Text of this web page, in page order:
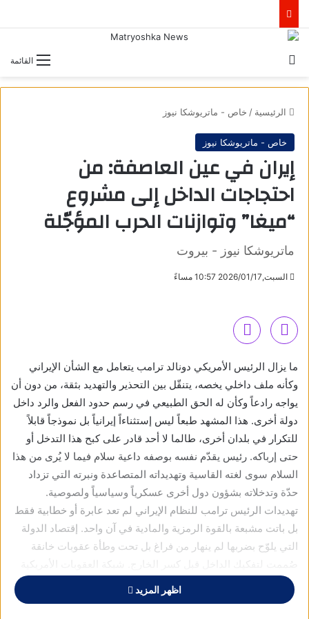
القائمة
الرئيسية / خاص - ماتريوشكا نيوز
خاص - ماتريوشكا نيوز
إيران في عين العاصفة: من
احتجاجات الداخل إلى مشروع
“ميغا” وتوازنات الحرب المؤجّلة
ماتريوشكا نيوز - بيروت
السبت,2026/01/17 10:57 مساءً
ما يزال الرئيس الأمريكي دونالد ترامب يتعامل مع الشأن الإيراني
وكأنه ملف داخلي يخصه، يتنقّل بين التحذير والتهديد بثقة، من دون أن
يواجه رادعاً وكأن له الحق الطبيعي في رسم حدود الفعل والرد داخل
دولة أخرى. هذا المشهد طبعاً ليس إستثناءاً إيرانياً بل نموذجاً قابلاً
للتكرار في بلدان أخرى، طالما لا أحد قادر على كبح هذا التدخل أو
حتى إرباكه. رئيس يقدّم نفسه بوصفه داعية سلام فيما لا يُرى من هذا
السلام سوى لغته القاسية وتهديداته المتصاعدة ونبرته التي تزداد
حدّة وتدخلاته بشؤون دول أخرى عسكرياً وسياسياً ولصوصية.
تهديدات الرئيس ترامب للنظام الإيراني لم تعد عابرة أو خطابية فقط
بل باتت مشبعة بالقوة الرمزية والمادية في آن واحد. إقتصاد الدولة
التي يلوّح بضربها لم ينهار من فراغ بل تحت وطأة عقوبات خانقة
صُممت لتفكيك الداخل قبل كسر الخارج. شبكة العقوبات الأمريكية
ومعها أذرع الضغط السياسية والعسكرية، بلغت ذروتها في الغارات
الجوية التي نُفذت في يونيو 2025، لتؤكد إن التهديد لم يكن يوماً
اظهر المزيد